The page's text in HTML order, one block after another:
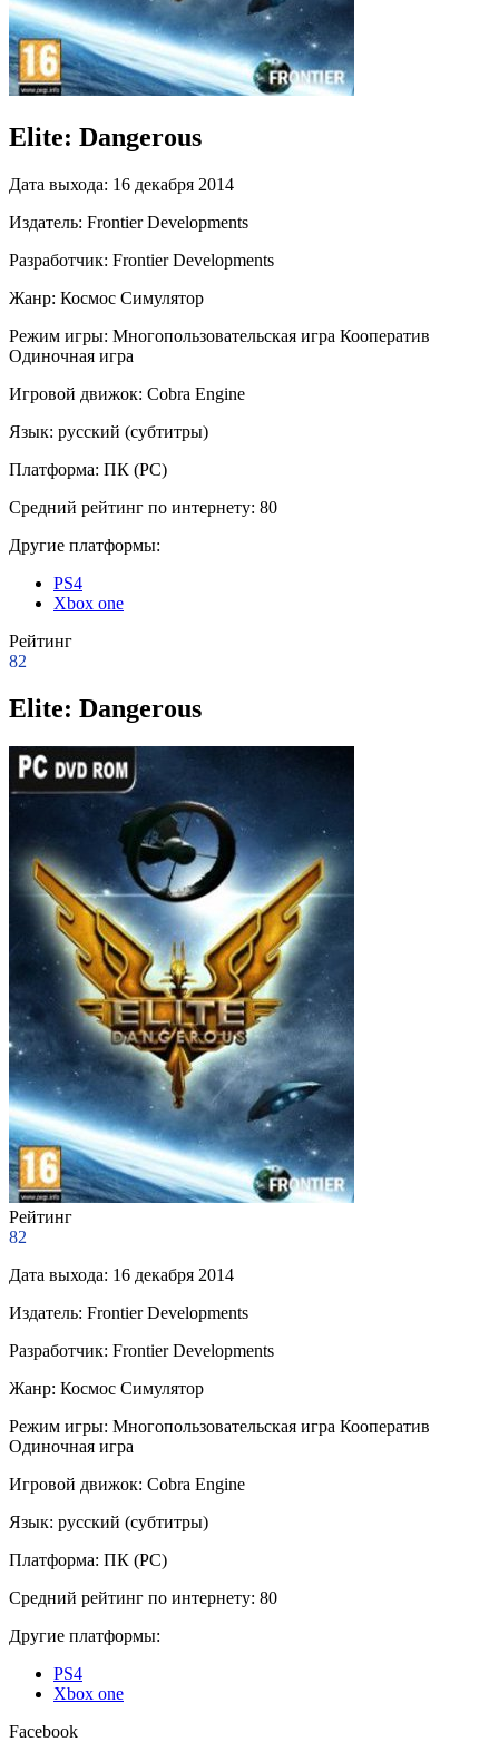
Elite: Dangerous
Дата выхода: 16 декабря 2014
Издатель: Frontier Developments
Разработчик: Frontier Developments
Жанр: Космос Симулятор
Режим игры: Многопользовательская игра Кооператив
Одиночная игра
Игровой движок: Cobra Engine
Язык: русский (субтитры)
Платформа: ПК (PC)
Средний рейтинг по интернету: 80
Другие платформы:
PS4
Xbox one
Рейтинг
82
Elite: Dangerous
Рейтинг
82
Дата выхода: 16 декабря 2014
Издатель: Frontier Developments
Разработчик: Frontier Developments
Жанр: Космос Симулятор
Режим игры: Многопользовательская игра Кооператив
Одиночная игра
Игровой движок: Cobra Engine
Язык: русский (субтитры)
Платформа: ПК (PC)
Средний рейтинг по интернету: 80
Другие платформы:
PS4
Xbox one
Facebook